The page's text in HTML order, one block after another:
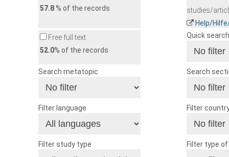
57.8% of the records
studies/
Help/
Free full text
52.0% of the records
Quick search
Search metatopic Search
Filter language Filter
Filter study type Filter type